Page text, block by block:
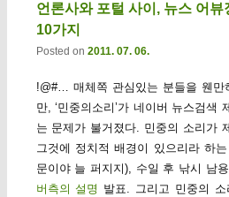
언론사와 포털 사이, 뉴스 어뷰
10가지
Posted on 2011. 07. 06.
!@#… 매체쪽 관심있는 분들을 웬만
만, ‘민중의소리’가 네이버 뉴스검색
는 문제가 불거졌다. 민중의 소리가
그것에 정치적 배경이 있으리라 하
문이야 늘 퍼지지), 수일 후 낚시 남
버측의 설명 발표. 그리고 민중의